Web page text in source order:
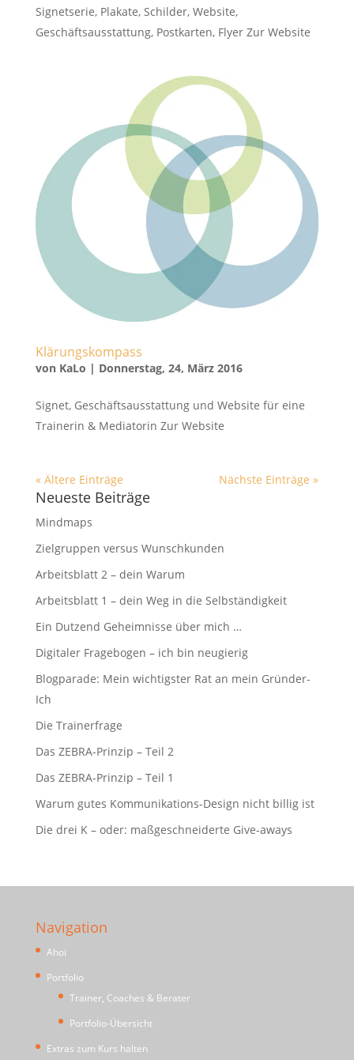
Signetserie, Plakate, Schilder, Website,
Geschäftsausstattung, Postkarten, Flyer Zur Website
Klärungskompass
von KaLo | Donnerstag, 24, März 2016
Signet, Geschäftsausstattung und Website für eine
Trainerin & Mediatorin Zur Website
« Ältere Einträge Nächste Einträge »
Neueste Beiträge
Mindmaps
Zielgruppen versus Wunschkunden
Arbeitsblatt 2 – dein Warum
Arbeitsblatt 1 – dein Weg in die Selbständigkeit
Ein Dutzend Geheimnisse über mich …
Digitaler Fragebogen – ich bin neugierig
Blogparade: Mein wichtigster Rat an mein Gründer-
Ich
Die Trainerfrage
Das ZEBRA-Prinzip – Teil 2
Das ZEBRA-Prinzip – Teil 1
Warum gutes Kommunikations-Design nicht billig ist
Die drei K – oder: maßgeschneiderte Give-aways
Navigation
Ahoi
Portfolio
Trainer, Coaches & Berater
Portfolio-Übersicht
Extras zum Kurs halten